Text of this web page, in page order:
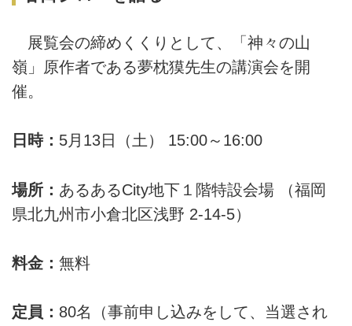
展覧会の締めくくりとして、「神々の山
嶺」原作者である夢枕獏先生の講演会を開
催。
日時： 5月13日（土） 15:00～16:00
場所： あるあるCity地下１階特設会場 （福岡
県北九州市小倉北区浅野 2-14-5）
料金： 無料
定員： 80名（事前申し込みをして、当選され